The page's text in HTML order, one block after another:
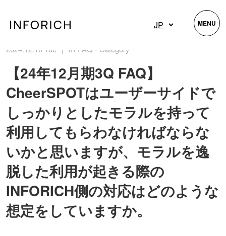
2024.12.10 Tue ｜ IR FAQ - Category
【24年12月期3Q FAQ】
CheerSPOTはユーザーサイドで
しっかりとしたモラルを持って
利用してもらわなければならな
いかと思いますが、モラルを逸
脱した利用が起きる際の
INFORICH側の対応はどのような
想定をしていますか。
MENU